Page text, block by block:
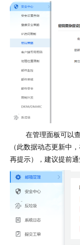
在管理面板可以
（此数据动态更新中
再提示），建议提前